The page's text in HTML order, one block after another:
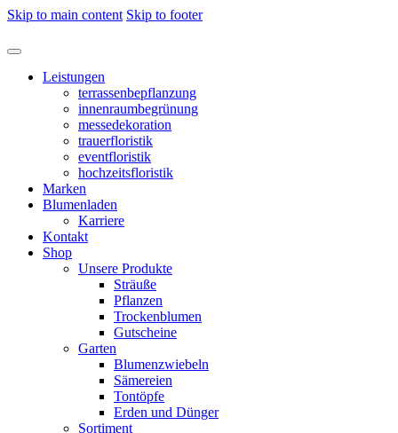
Skip to main content Skip to footer
Leistungen
terrassenbepflanzung
innenraumbegrünung
messedekoration
trauerfloristik
eventfloristik
hochzeitsfloristik
Marken
Blumenladen
Karriere
Kontakt
Shop
Unsere Produkte
Sträuße
Pflanzen
Trockenblumen
Gutscheine
Garten
Blumenzwiebeln
Sämereien
Tontöpfe
Erden und Dünger
Sortiment